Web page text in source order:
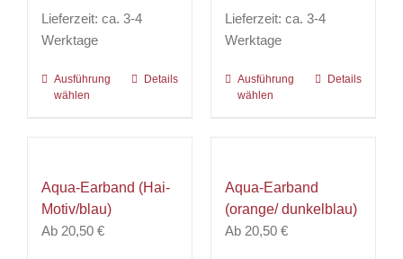
werden
werden
Lieferzeit: ca. 3-4
Werktage
Ausführung
wählen
Dieses
auf.
Die
Details
Lieferzeit: ca. 3-4
Werktage
Ausführung
wählen
Dieses
auf.
Die
Details
Aqua-Earband (Hai-
Motiv/blau)
Ab 20,50 €
Aqua-Earband
(orange/ dunkelblau)
Ab 20,50 €